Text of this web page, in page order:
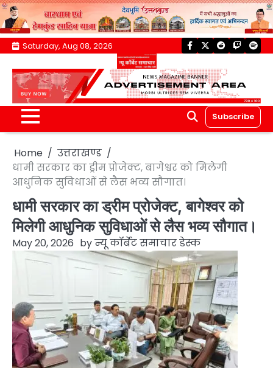
Skip
content
Saturday, Aug 08, 2026 facebook
twitterreddittwitch
Subscribe
Home
उत्तराखण्ड
धामी सरकार का ड्रीम प्रोजेक्ट, बागेश्वर को मिलेगी
आधुनिक सुविधाओं से लैस भव्य सौगात।
धामी सरकार का ड्रीम प्रोजेक्ट, बागेश्वर को
मिलेगी आधुनिक सुविधाओं से लैस भव्य सौगात।
May 20, 2026 byन्यू कॉर्बेट समाचार डेस्क